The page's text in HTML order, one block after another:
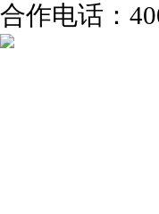
合作电话：